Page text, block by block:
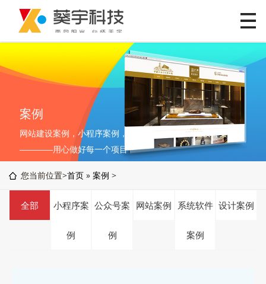
案例
网站建设案例，小程序案例，软件开发案例，平面设计案例
————用心做好每一个项目
您当前位置>首页 » 案例 >
全部 小程序案
例
公众号案
例
网站案例 系统软件
案例
设计案例